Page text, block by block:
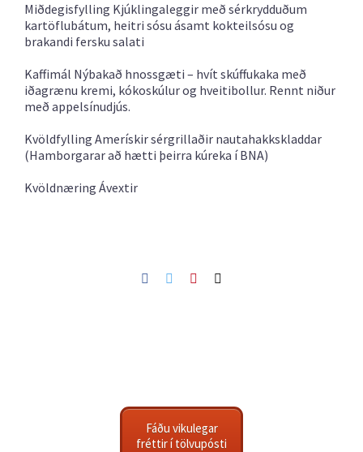
Miðdegisfylling Kjúklingaleggir með sérkrydduðum
kartöflubátum, heitri sósu ásamt kokteilsósu og
brakandi fersku salati
Kaffimál Nýbakað hnossgæti – hvít skúffukaka með
iðagrænu kremi, kókoskúlur og hveitibollur. Rennt niður
með appelsínudjús.
Kvöldfylling Amerískir sérgrillaðir nautahakkskladdar
(Hamborgarar að hætti þeirra kúreka í BNA)
Kvöldnæring Ávextir
Facebook
TwitterPinterest
Fáðu vikulegar
fréttir í tölvupósti